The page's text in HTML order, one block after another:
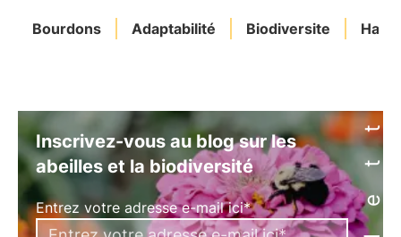
Bourdons Adaptabilité Biodiversite
Inscrivez-vous au blog sur les
abeilles et la biodiversité
Entrez votre adresse e-mail ici*